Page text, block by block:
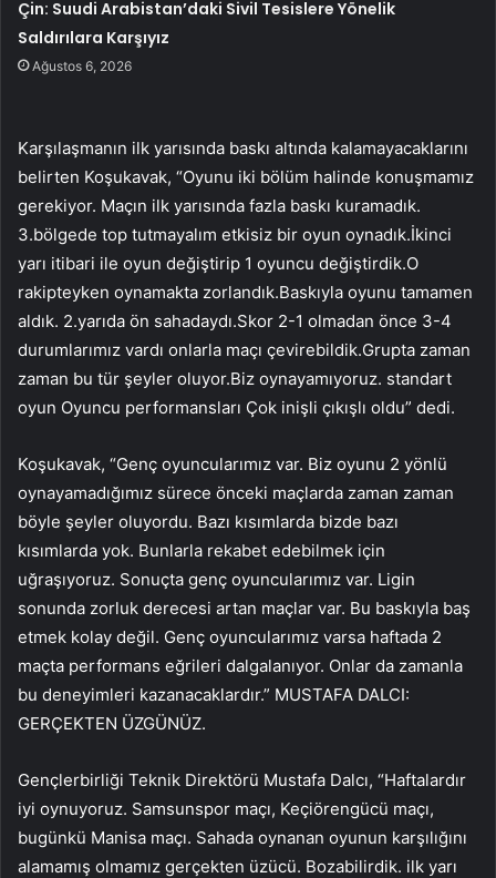
Çin: Suudi Arabistan’daki Sivil Tesislere Yönelik
Saldırılara Karşıyız
Ağustos 6, 2026
Karşılaşmanın ilk yarısında baskı altında kalamayacaklarını
belirten Koşukavak, “Oyunu iki bölüm halinde konuşmamız
gerekiyor. Maçın ilk yarısında fazla baskı kuramadık.
3.bölgede top tutmayalım etkisiz bir oyun oynadık.İkinci
yarı itibari ile oyun değiştirip 1 oyuncu değiştirdik.O
rakipteyken oynamakta zorlandık.Baskıyla oyunu tamamen
aldık. 2.yarıda ön sahadaydı.Skor 2-1 olmadan önce 3-4
durumlarımız vardı onlarla maçı çevirebildik.Grupta zaman
zaman bu tür şeyler oluyor.Biz oynayamıyoruz. standart
oyun Oyuncu performansları Çok inişli çıkışlı oldu” dedi.
Koşukavak, “Genç oyuncularımız var. Biz oyunu 2 yönlü
oynayamadığımız sürece önceki maçlarda zaman zaman
böyle şeyler oluyordu. Bazı kısımlarda bizde bazı
kısımlarda yok. Bunlarla rekabet edebilmek için
uğraşıyoruz. Sonuçta genç oyuncularımız var. Ligin
sonunda zorluk derecesi artan maçlar var. Bu baskıyla baş
etmek kolay değil. Genç oyuncularımız varsa haftada 2
maçta performans eğrileri dalgalanıyor. Onlar da zamanla
bu deneyimleri kazanacaklardır.” MUSTAFA DALCI:
GERÇEKTEN ÜZGÜNÜZ.
Gençlerbirliği Teknik Direktörü Mustafa Dalcı, “Haftalardır
iyi oynuyoruz. Samsunspor maçı, Keçiörengücü maçı,
bugünkü Manisa maçı. Sahada oynanan oyunun karşılığını
alamamış olmamız gerçekten üzücü. Bozabilirdik. ilk yarı